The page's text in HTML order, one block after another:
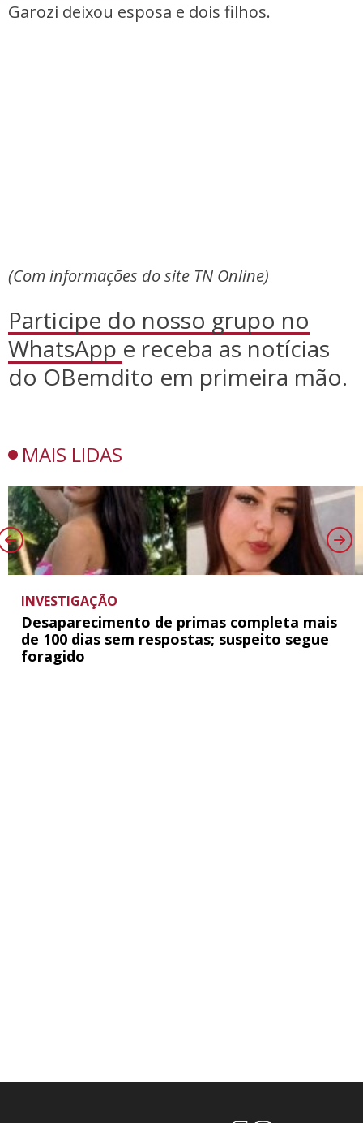
Garozi deixou esposa e dois filhos.
(Com informações do site TN Online)
Participe do nosso grupo no
WhatsApp e receba as notícias
do OBemdito em primeira mão.
MAIS LIDAS
INVESTIGAÇÃO
Desaparecimento de primas completa mais
de 100 dias sem respostas; suspeito segue
foragido